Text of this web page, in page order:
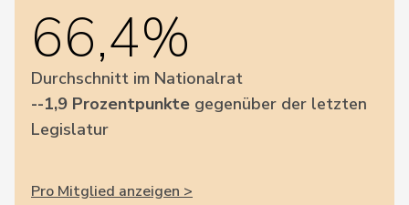
66,4%
Durchschnitt im Nationalrat
--1,9 Prozentpunkte gegenüber der letzten
Legislatur
Pro Mitglied anzeigen >